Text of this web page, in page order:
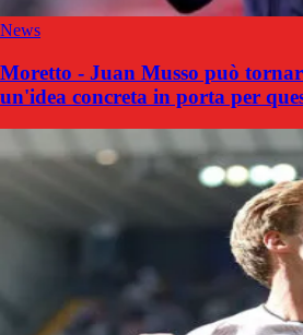
News
Moretto - Juan Musso può
un'idea concreta in porta per